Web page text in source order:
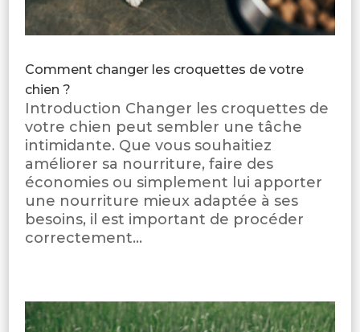
Comment changer les croquettes de votre
chien ?
Introduction Changer les croquettes de
votre chien peut sembler une tâche
intimidante. Que vous souhaitiez
améliorer sa nourriture, faire des
économies ou simplement lui apporter
une nourriture mieux adaptée à ses
besoins, il est important de procéder
correctement...